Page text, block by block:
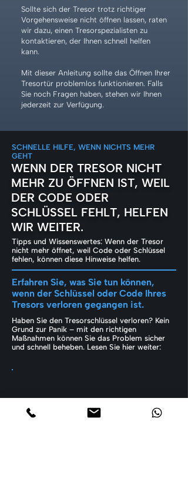
Sollte sich der Tresor trotz richtiger
Vorgehensweise nicht öffnen lassen, raten
wir dazu, einen Tresorspezialisten zu
kontaktieren, der Ihnen schnell helfen
kann.
Mit dieser Anleitung sollte das Öffnen Ihrer
Tresortür problemlos funktionieren. Falls
Sie noch Fragen haben, stehen wir Ihnen
jederzeit zur Verfügung.
SCHNELLE HILFE, WENN NICHTS MEHR
GEHT
WENN DER TRESOR NICHT
MEHR ZU ÖFFNEN IST, WEIL
DER CODE ODER
SCHLÜSSEL FEHLT, HELFEN
WIR WEITER.
Tipps und Wissenswertes: Wenn der Tresor
nicht mehr öffnet, weil Code oder Schlüssel
fehlen, können diese Hinweise helfen.
Erfahren Sie, was Sie tun können,
wenn der Schlüssel oder Code Ihres
Tresors verloren gegangen ist.
Haben Sie den Tresorschlüssel verloren? Kein
Grund zur Panik – mit den richtigen
Maßnahmen können Sie das Problem sicher
und schnell beheben. Lesen Sie hier weiter: